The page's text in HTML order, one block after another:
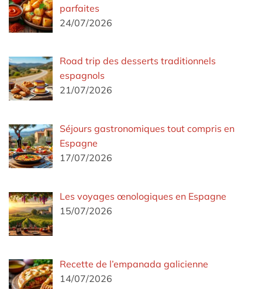
parfaites
24/07/2026
Road trip des desserts traditionnels
espagnols
21/07/2026
Séjours gastronomiques tout compris en
Espagne
17/07/2026
Les voyages œnologiques en Espagne
15/07/2026
Recette de l’empanada galicienne
14/07/2026